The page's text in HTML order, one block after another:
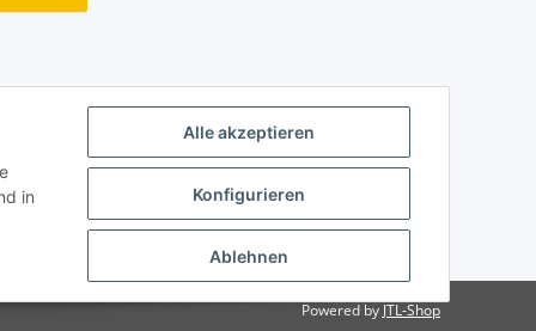
Alle akzeptieren
Konfigurieren
Ablehnen
in
Powered by JTL-Shop